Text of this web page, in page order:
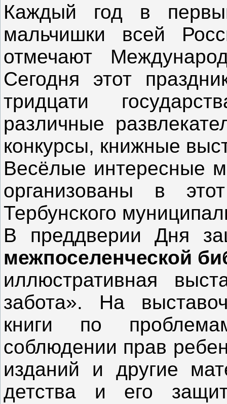
Каждый год в
мальчишки всей
отмечают
Сегодня этот
тридцати
различные
конкурсы, книжные
Весёлые интересные
организованы в
Тербунского
В преддверии Дня
межпоселенческой
иллюстративная
забота». На
книги по
соблюдении прав
изданий и другие
детства и его